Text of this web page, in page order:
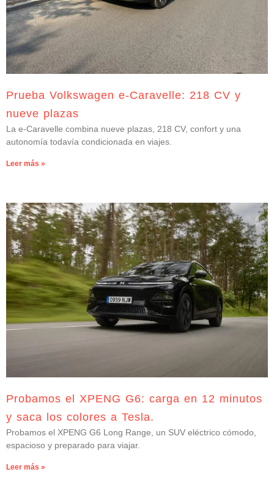
Prueba Volkswagen e-Caravelle: 218 CV y
nueve plazas
La e-Caravelle combina nueve plazas, 218 CV, confort y una
autonomía todavía condicionada en viajes.
Leer más »
Probamos el XPENG G6: carga en 12 minutos
y saca los colores a Tesla.
Probamos el XPENG G6 Long Range, un SUV eléctrico cómodo,
espacioso y preparado para viajar.
Leer más »